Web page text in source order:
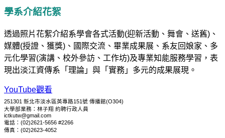
學系介紹花絮
透過照片花絮介紹系學會各式活動(迎新活動、舞會、送舊)、
媒體(授證、獲獎)、國際交流、畢業成果展、系友回娘家、多
元化學習(演講、校外參訪、工作坊)及專業知能服務學習，表
現出淡江資傳系「理論」與「實務」多元的成果展現。
YouTube觀看
251301 新北市淡水區英專路151號 傳播館(O304)
大學部業務：林子翔 約聘行政人員
ictkutw@gmail.com
電話：(02)2621-5656 #2266
傳真：(02)2623-4052